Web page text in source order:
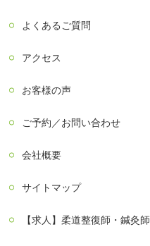
よくあるご質問
アクセス
お客様の声
ご予約／お問い合わせ
会社概要
サイトマップ
【求人】柔道整復師・鍼灸師